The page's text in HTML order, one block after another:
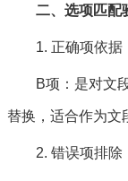
二、选项匹配
1. 正确项依据
B项：是对文段
替换，适合作为文
2. 错误项排除